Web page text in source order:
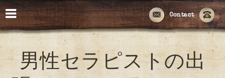
Contact
男性セラピストの出